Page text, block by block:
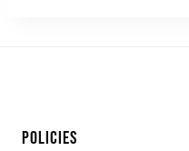
POLICIES